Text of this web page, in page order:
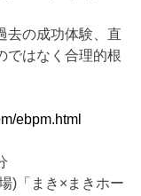
去の成功体験、直
ではなく合理的根
ebpm.html
)「まき×まきホー